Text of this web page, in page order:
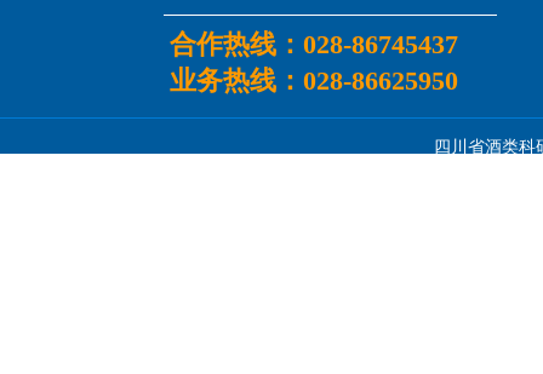
四川省酒类科
合作热线： 028-86745437
业务热线： 028-86625950